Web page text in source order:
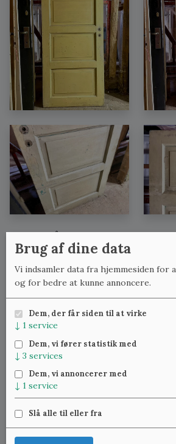
Se også:
Fyldningsdøre med lignende mål
Fyldningsdøre med lignende bredde
Fyldningsdøre med lignende højde
nye varer.
22 25 69 11
Brug af dine data
Vi indsamler data fra hjemmesiden for
og for bedre at kunne annoncere.
Dem, der får siden til at virke
↓ 1 service
Dem, vi fører statistik med
↓ 3 services
Dem, vi annoncerer med
↓ 1 service
Slå alle til eller fra